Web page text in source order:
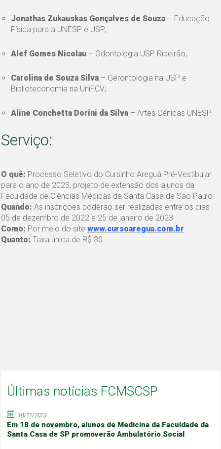
Jonathas Zukauskas Gonçalves de Souza – Educação
Física para a UNESP e USP;
Alef Gomes Nicolau – Odontologia USP Ribeirão;
Carolina de Souza Silva – Gerontologia na USP e
Biblioteconomia na UniFCV;
Aline Conchetta Dorini da Silva – Artes Cênicas UNESP.
Serviço:
O quê: Processo Seletivo do Cursinho Areguá Pré-Vestibular
para o ano de 2023, projeto de extensão dos alunos da
Faculdade de Ciências Médicas da Santa Casa de São Paulo
Quando: As inscrições poderão ser realizadas entre os dias
05 de dezembro de 2022 e 25 de janeiro de 2023
Como: Por meio do sitewww.cursoaregua.com.br
Quanto: Taxa única de R$ 30
Últimas notícias FCMSCSP
18/11/2023
Em 18 de novembro, alunos de Medicina da Faculdade da
Santa Casa de SP promoverão Ambulatório Social